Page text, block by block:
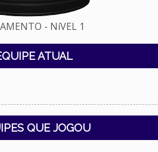
- NíVEL 1
ATUAL
QUE JOGOU